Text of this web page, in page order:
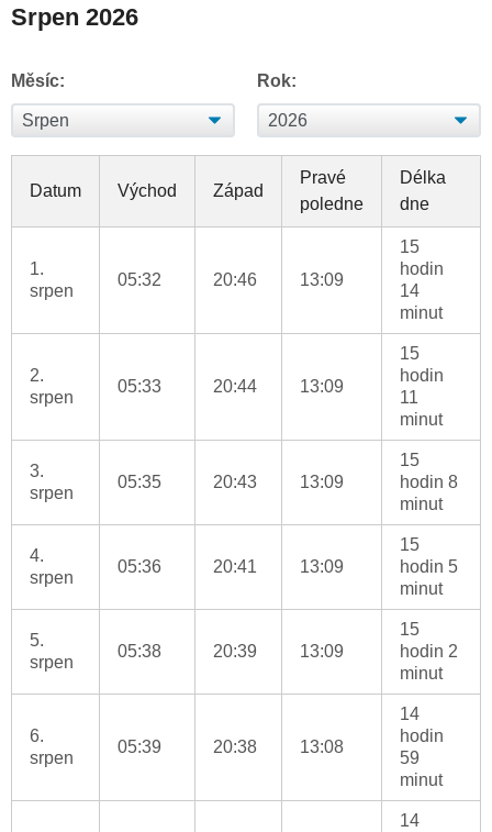
Srpen 2026
Měsíc: Rok:
Datum Východ Západ
Pravé
poledne
Délka
dne
1.
srpen
05:32 20:46 13:09
15
hodin
14
minut
2.
srpen
05:33 20:44 13:09
15
hodin
11
minut
3.
srpen
05:35 20:43 13:09
15
hodin 8
minut
4.
srpen
05:36 20:41 13:09
15
hodin 5
minut
5.
srpen
05:38 20:39 13:09
15
hodin 2
minut
6.
srpen
05:39 20:38 13:08
14
hodin
59
minut
14